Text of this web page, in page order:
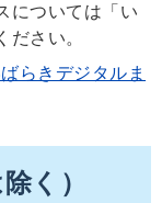
については「い
ださい。
らきデジタルま
く）